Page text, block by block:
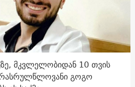
მკვლელობიდან 10 თვის
გოგო